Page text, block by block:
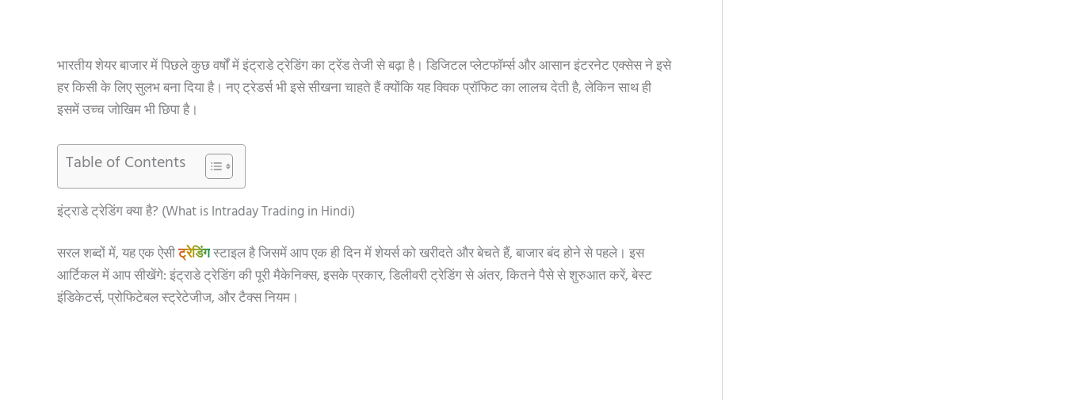
भारतीय शेयर बाजार में पिछले कुछ वर्षों में इंट्राडे ट्रेडिंग का ट्रेंड तेजी से बढ़ा है। डिजिटल प्लेटफॉर्म्स और आसान इंटरनेट एक्सेस ने इसे
हर किसी के लिए सुलभ बना दिया है। नए ट्रेडर्स भी इसे सीखना चाहते हैं क्योंकि यह क्विक प्रॉफिट का लालच देती है, लेकिन साथ ही
इसमें उच्च जोखिम भी छिपा है।
Table of Contents
इंट्राडे ट्रेडिंग क्या है? (What is Intraday Trading in Hindi)
सरल शब्दों में, यह एक ऐसीट्रेडिंगस्टाइल है जिसमें आप एक ही दिन में शेयर्स को खरीदते और बेचते हैं, बाजार बंद होने से पहले। इस
आर्टिकल में आप सीखेंगे: इंट्राडे ट्रेडिंग की पूरी मैकेनिक्स, इसके प्रकार, डिलीवरी ट्रेडिंग से अंतर, कितने पैसे से शुरुआत करें, बेस्ट
इंडिकेटर्स, प्रोफिटेबल स्ट्रेटेजीज, और टैक्स नियम।